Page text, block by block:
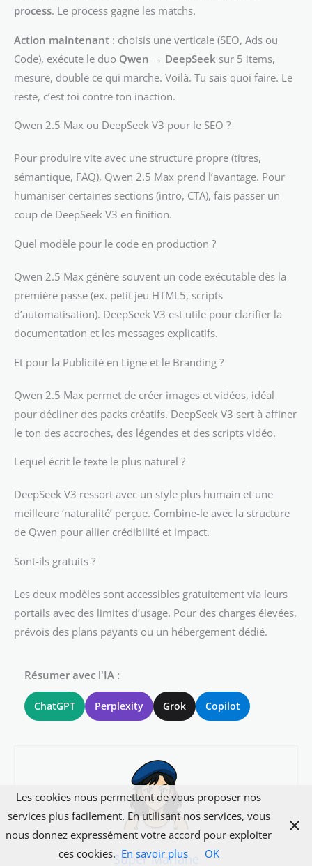
process. Le process gagne les matchs.
Action maintenant : choisis une verticale (SEO, Ads ou
Code), exécute le duo Qwen → DeepSeek sur 5 items,
mesure, double ce qui marche. Voilà. Tu sais quoi faire. Le
reste, c’est toi contre ton inaction.
Qwen 2.5 Max ou DeepSeek V3 pour le SEO ?
Pour produire vite avec une structure propre (titres,
sémantique, FAQ), Qwen 2.5 Max prend l’avantage. Pour
humaniser certaines sections (intro, CTA), fais passer un
coup de DeepSeek V3 en finition.
Quel modèle pour le code en production ?
Qwen 2.5 Max génère souvent un code exécutable dès la
première passe (ex. petit jeu HTML5, scripts
d’automatisation). DeepSeek V3 est utile pour clarifier la
documentation et les messages explicatifs.
Et pour la Publicité en Ligne et le Branding ?
Qwen 2.5 Max permet de créer images et vidéos, idéal
pour décliner des packs créatifs. DeepSeek V3 sert à affiner
le ton des accroches, des légendes et des scripts vidéo.
Lequel écrit le texte le plus naturel ?
DeepSeek V3 ressort avec un style plus humain et une
meilleure ‘naturalité’ perçue. Combine-le avec la structure
de Qwen pour allier crédibilité et impact.
Sont-ils gratuits ?
Les deux modèles sont accessibles gratuitement via leurs
portails avec des limites d’usage. Pour des charges élevées,
prévois des plans payants ou un hébergement dédié.
Résumer avec l'IA :
ChatGPT Perplexity Grok Copilot
Super Mariane
Les cookies nous permettent de vous proposer nos
services plus facilement. En utilisant nos services, vous
nous donnez expressément votre accord pour exploiter
ces cookies. En savoir plus OK